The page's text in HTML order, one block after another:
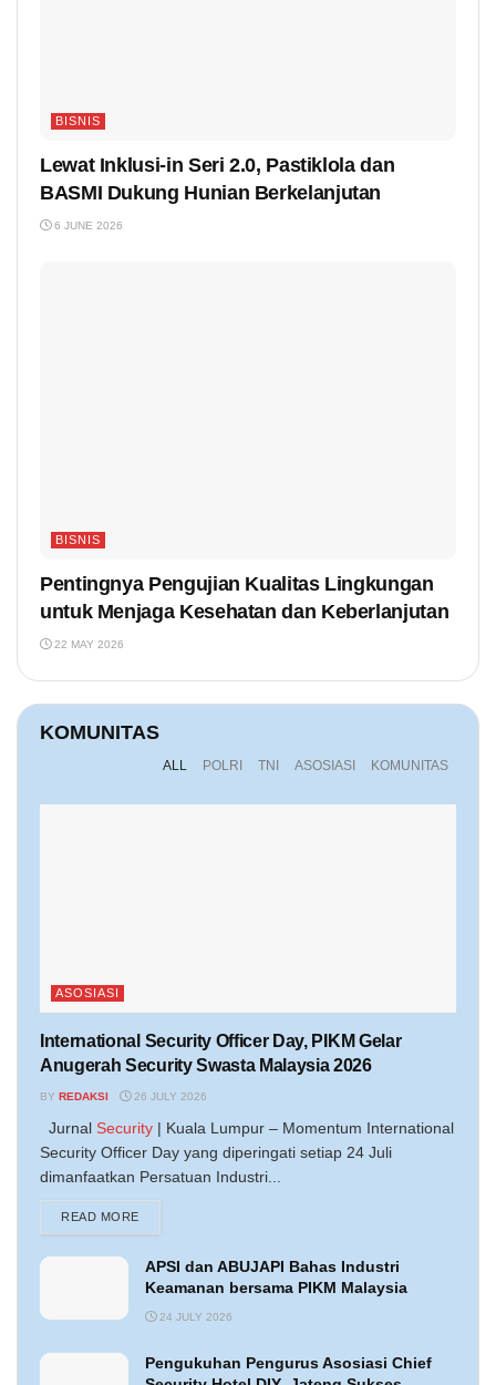
BISNIS
Lewat Inklusi-in Seri 2.0, Pastiklola dan
BASMI Dukung Hunian Berkelanjutan
6 JUNE 2026
BISNIS
Pentingnya Pengujian Kualitas Lingkungan
untuk Menjaga Kesehatan dan Keberlanjutan
22 MAY 2026
KOMUNITAS
ALL POLRI TNI ASOSIASI KOMUNITAS
ASOSIASI
International Security Officer Day, PIKM Gelar
Anugerah Security Swasta Malaysia 2026
BY REDAKSI 26 JULY 2026
Jurnal Security | Kuala Lumpur – Momentum International
Security Officer Day yang diperingati setiap 24 Juli
dimanfaatkan Persatuan Industri...
READ MOREDETAILS
APSI dan ABUJAPI Bahas Industri
Keamanan bersama PIKM Malaysia
24 JULY 2026
Pengukuhan Pengurus Asosiasi Chief